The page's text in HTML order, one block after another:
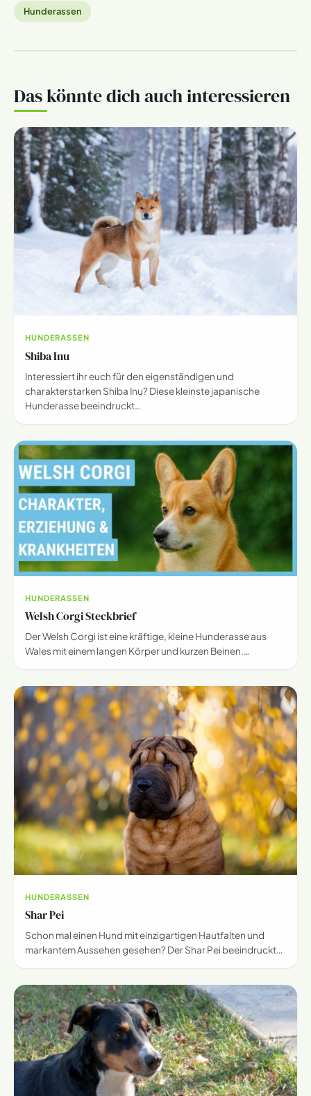
Hunderassen
Das könnte dich auch interessieren
HUNDERASSEN
Shiba Inu
Interessiert ihr euch für den eigenständigen und
charakterstarken Shiba Inu? Diese kleinste japanische
Hunderasse beeindruckt…
HUNDERASSEN
Welsh Corgi Steckbrief
Der Welsh Corgi ist eine kräftige, kleine Hunderasse aus
Wales mit einem langen Körper und kurzen Beinen.…
HUNDERASSEN
Shar Pei
Schon mal einen Hund mit einzigartigen Hautfalten und
markantem Aussehen gesehen? Der Shar Pei beeindruckt…